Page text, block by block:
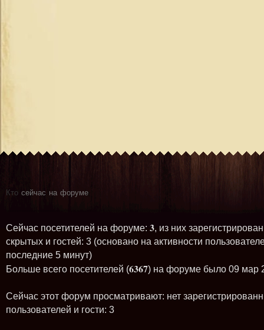
Кто сейчас на форуме
Сейчас посетителей на форуме: 3, из них
скрытых и гостей: 3 (основано на активности
последние 5 минут)
Больше всего посетителей (6367) на форуме было 09 мар
Сейчас этот форум просматривают: нет
пользователей и гости: 3